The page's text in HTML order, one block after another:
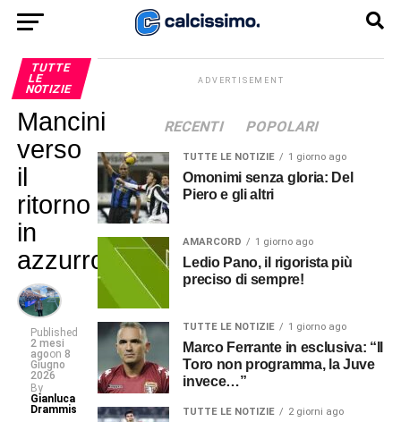
TUTTE
LE
NOTIZIE
Mancini
verso
il
ritorno
in
azzurro
Published
2 mesi
agoon 8
Giugno
2026
By
Gianluca
Drammis
ADVERTISEMENT
RECENTI POPOLARI
TUTTE LE NOTIZIE 1 giorno ago
Omonimi senza gloria: Del
Piero e gli altri
AMARCORD 1 giorno ago
Ledio Pano, il rigorista più
preciso di sempre!
TUTTE LE NOTIZIE 1 giorno ago
Marco Ferrante in esclusiva: “Il
Toro non programma, la Juve
invece…”
TUTTE LE NOTIZIE 2 giorni ago